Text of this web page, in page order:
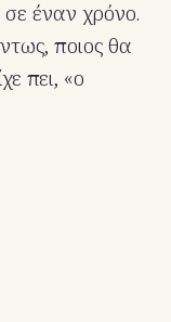
έναν χρόνο.
ποιος θα
πει, «ο